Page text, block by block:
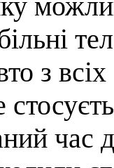
з
час